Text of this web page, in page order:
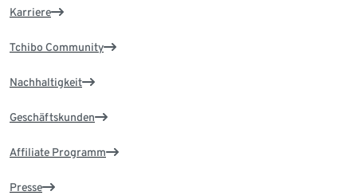
Karriere
Tchibo Community
Nachhaltigkeit
Geschäftskunden
Affiliate Programm
Presse